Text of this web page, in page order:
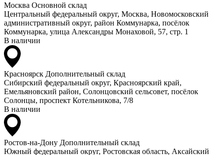
Москва Основной склад
Центральный федеральный округ, Москва, Новомосковский
административный округ, район Коммунарка, посёлок
Коммунарка, улица Александры Монаховой, 57, стр. 1
В наличии
Красноярск Дополнительный склад
Сибирский федеральный округ, Красноярский край,
Емельяновский район, Солонцовский сельсовет, посёлок
Солонцы, проспект Котельникова, 7/8
В наличии
Ростов-на-Дону Дополнительный склад
Южный федеральный округ, Ростовская область, Аксайский